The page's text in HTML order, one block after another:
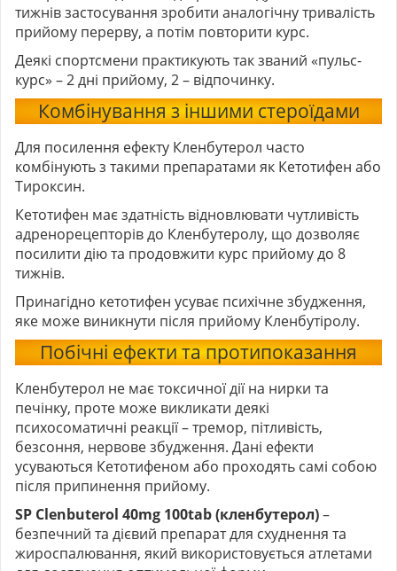
тижнів застосування зробити аналогічну тривалість
прийому перерву, а потім повторити курс.
Деякі спортсмени практикують так званий «пульс-
курс» – 2 дні прийому, 2 – відпочинку.
Комбінування з іншими стероїдами
Для посилення ефекту Кленбутерол часто
комбінують з такими препаратами як Кетотифен або
Тироксин.
Кетотифен має здатність відновлювати чутливість
адренорецепторів до Кленбутеролу, що дозволяє
посилити дію та продовжити курс прийому до 8
тижнів.
Принагідно кетотифен усуває психічне збудження,
яке може виникнути після прийому Кленбутіролу.
Побічні ефекти та протипоказання
Кленбутерол не має токсичної дії на нирки та
печінку, проте може викликати деякі
психосоматичні реакції – тремор, пітливість,
безсоння, нервове збудження. Дані ефекти
усуваються Кетотифеном або проходять самі собою
після припинення прийому.
SP Clenbuterol 40mg 100tab (кленбутерол)–
безпечний та дієвий препарат для схуднення та
жироспалювання, який використовується атлетами